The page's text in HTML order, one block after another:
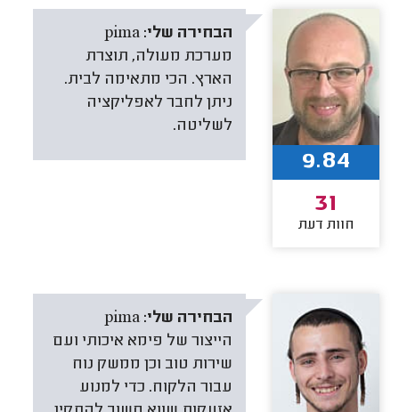
הבחירה שלי: pima
מערכת מעולה, תוצרת
הארץ. הכי מתאימה לבית.
ניתן לחבר לאפליקציה
לשליטה.
9.84
31
חוות דעת
הבחירה שלי: pima
הייצור של פימא איכותי ועם
שירות טוב וכן ממשק נוח
עבור הלקוח. כדי למנוע